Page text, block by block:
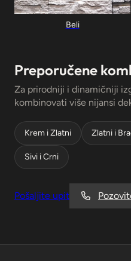
Preporučene
Za prirodniji i dinamičniji
kombinovati više nijansi
Krem i Zlatni Zlatni i
Sivi i Crni
Pošaljite upit